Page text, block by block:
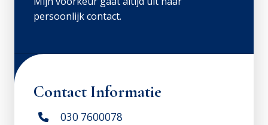
persoonlijk contact.
Contact Informatie
030 7600078